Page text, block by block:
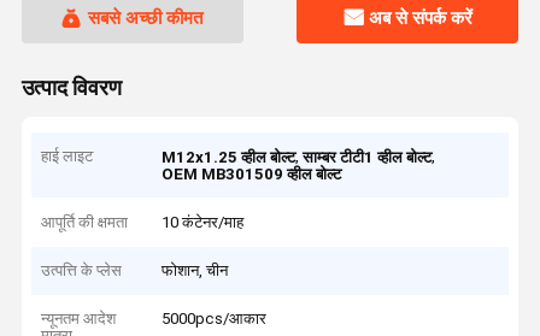
सबसे अच्छी कीमत अब से संपर्क करें
उत्पाद विवरण
हाई लाइट M12x1.25 व्हील बोल्ट,साम्बर टीटी1 व्हील बोल्ट,
OEM MB301509 व्हील बोल्ट
आपूर्ति की क्षमता 10 कंटेनर/माह
उत्पत्ति के प्लेस फोशान, चीन
न्यूनतम आदेश
5000pcs/आकार